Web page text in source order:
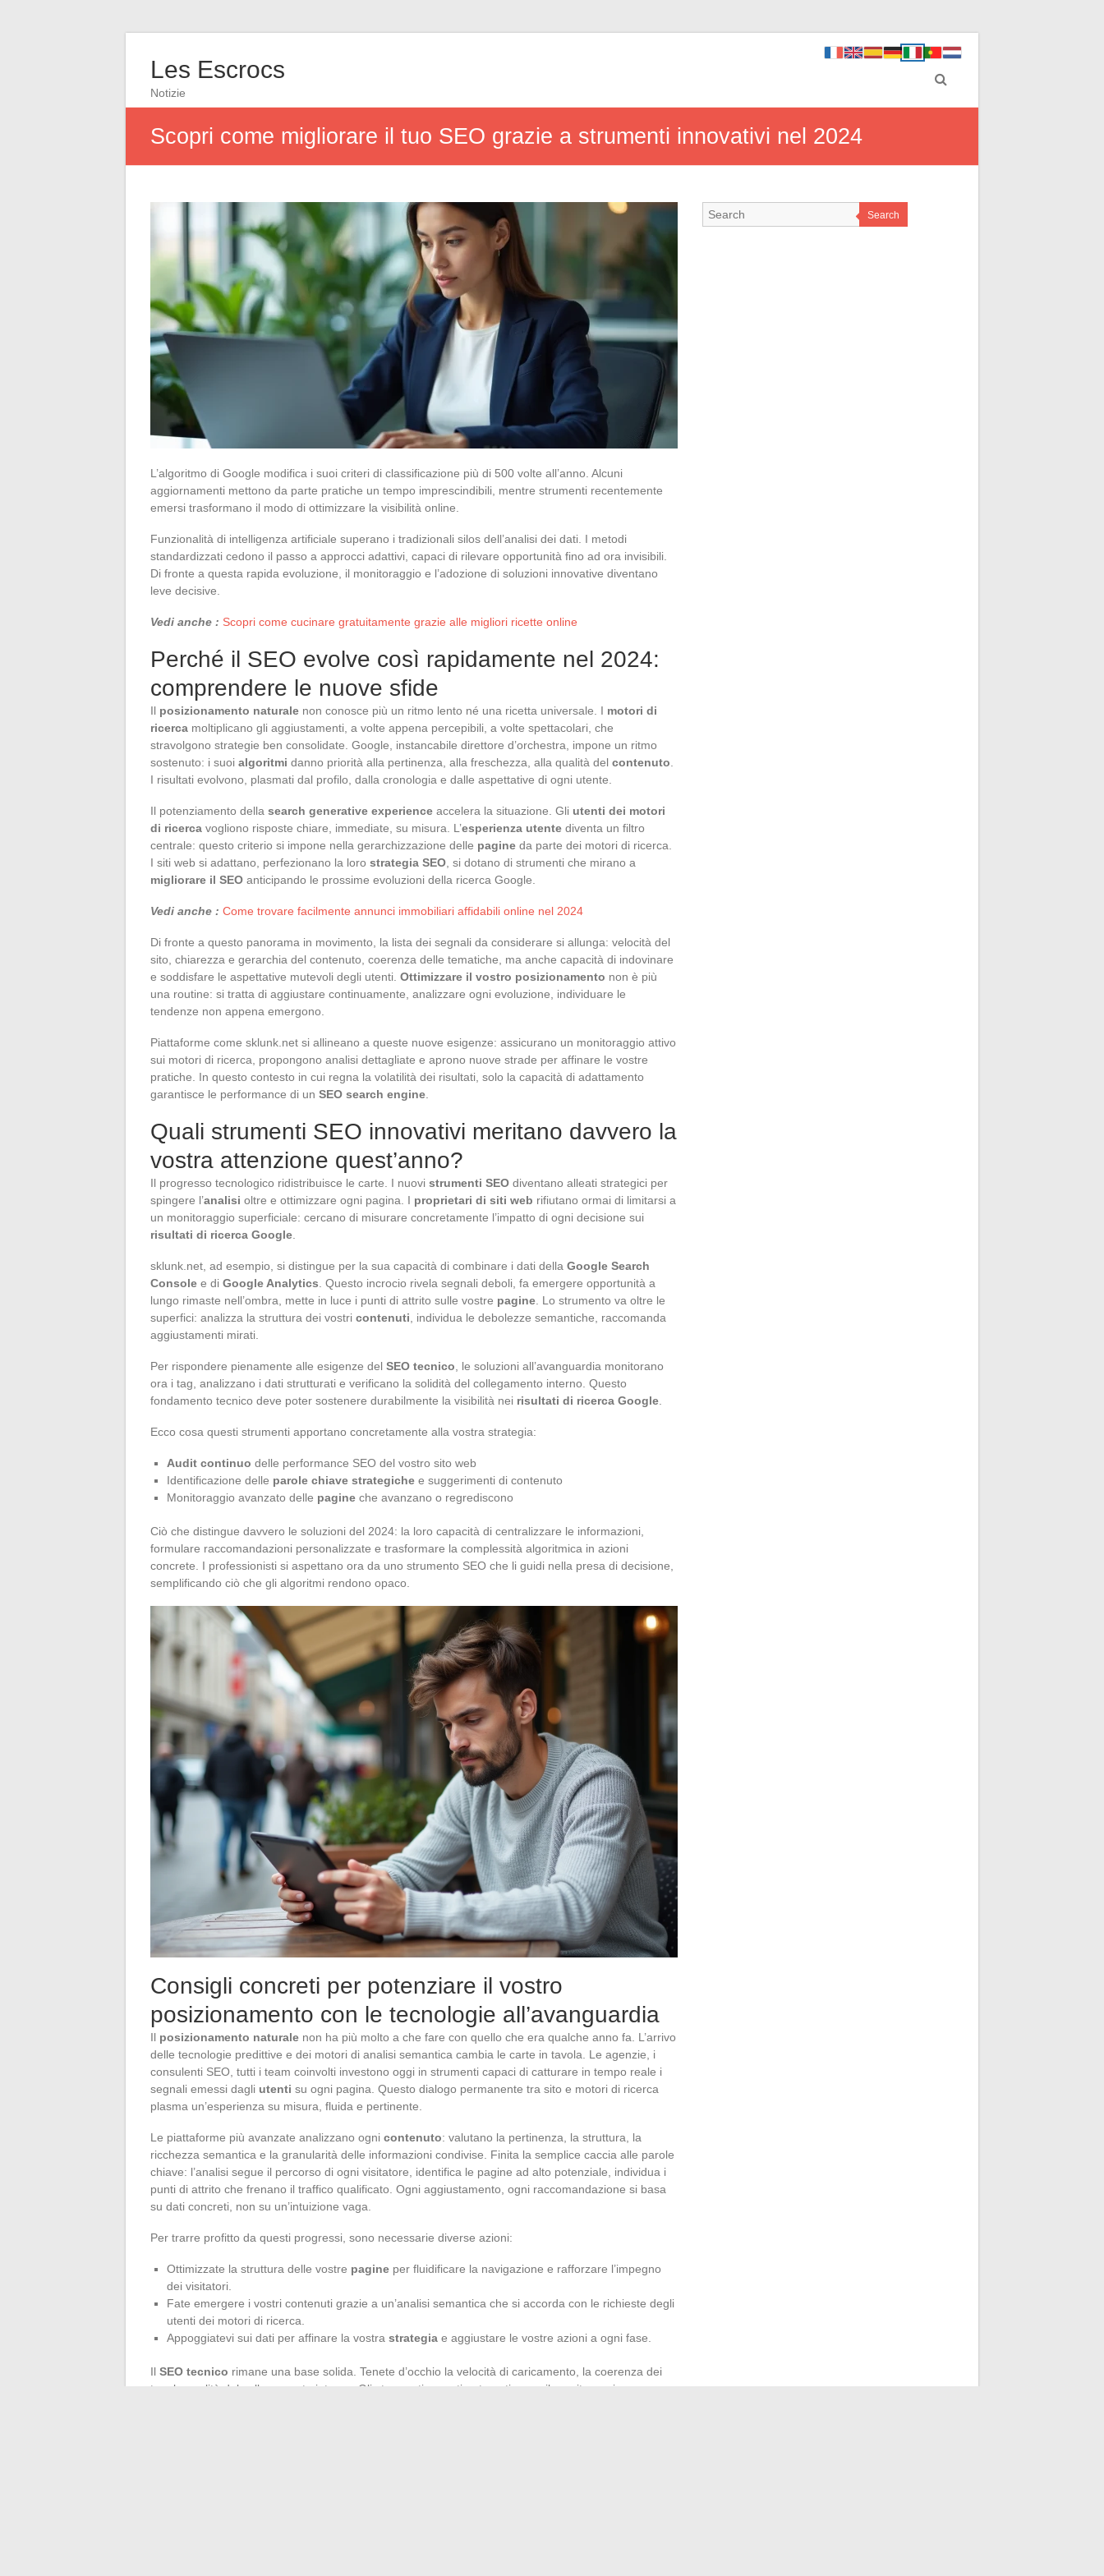
Les Escrocs
Notizie
Scopri come migliorare il tuo SEO grazie a strumenti innovativi nel 2024
L’algoritmo di Google modifica i suoi criteri di classificazione più di 500 volte all’anno. Alcuni
aggiornamenti mettono da parte pratiche un tempo imprescindibili, mentre strumenti recentemente
emersi trasformano il modo di ottimizzare la visibilità online.
Funzionalità di intelligenza artificiale superano i tradizionali silos dell’analisi dei dati. I metodi
standardizzati cedono il passo a approcci adattivi, capaci di rilevare opportunità fino ad ora invisibili.
Di fronte a questa rapida evoluzione, il monitoraggio e l’adozione di soluzioni innovative diventano
leve decisive.
Vedi anche : Scopri come cucinare gratuitamente grazie alle migliori ricette online
Perché il SEO evolve così rapidamente nel 2024:
comprendere le nuove sfide
Il posizionamento naturale non conosce più un ritmo lento né una ricetta universale. I motori di
ricerca moltiplicano gli aggiustamenti, a volte appena percepibili, a volte spettacolari, che
stravolgono strategie ben consolidate. Google, instancabile direttore d’orchestra, impone un ritmo
sostenuto: i suoi algoritmi danno priorità alla pertinenza, alla freschezza, alla qualità del contenuto
I risultati evolvono, plasmati dal profilo, dalla cronologia e dalle aspettative di ogni utente.
Il potenziamento della search generative experience accelera la situazione. Gli utenti dei motori
di ricerca vogliono risposte chiare, immediate, su misura. L’esperienza utente diventa un filtro
centrale: questo criterio si impone nella gerarchizzazione delle pagine da parte dei motori di ricerca.
I siti web si adattano, perfezionano la loro strategia SEO , si dotano di strumenti che mirano a
migliorare il SEO anticipando le prossime evoluzioni della ricerca Google.
Vedi anche : Come trovare facilmente annunci immobiliari affidabili online nel 2024
Di fronte a questo panorama in movimento, la lista dei segnali da considerare si allunga: velocità del
sito, chiarezza e gerarchia del contenuto, coerenza delle tematiche, ma anche capacità di indovinare
e soddisfare le aspettative mutevoli degli utenti. Ottimizzare il vostro posizionamento non è più
una routine: si tratta di aggiustare continuamente, analizzare ogni evoluzione, individuare le
tendenze non appena emergono.
Piattaforme come sklunk.net si allineano a queste nuove esigenze: assicurano un monitoraggio attivo
sui motori di ricerca, propongono analisi dettagliate e aprono nuove strade per affinare le vostre
pratiche. In questo contesto in cui regna la volatilità dei risultati, solo la capacità di adattamento
garantisce le performance di un SEO search engine
Quali strumenti SEO innovativi meritano davvero la
vostra attenzione quest’anno?
Il progresso tecnologico ridistribuisce le carte. I nuovi strumenti SEO diventano alleati strategici per
spingere l’analisi oltre e ottimizzare ogni pagina. I proprietari di siti web rifiutano ormai di limitarsi a
un monitoraggio superficiale: cercano di misurare concretamente l’impatto di ogni decisione sui
risultati di ricerca Google
sklunk.net, ad esempio, si distingue per la sua capacità di combinare i dati della Google Search
Console e di Google Analytics . Questo incrocio rivela segnali deboli, fa emergere opportunità a
lungo rimaste nell’ombra, mette in luce i punti di attrito sulle vostre pagine . Lo strumento va oltre le
superfici: analizza la struttura dei vostri contenuti , individua le debolezze semantiche, raccomanda
aggiustamenti mirati.
Per rispondere pienamente alle esigenze del SEO tecnico , le soluzioni all’avanguardia monitorano
ora i tag, analizzano i dati strutturati e verificano la solidità del collegamento interno. Questo
fondamento tecnico deve poter sostenere durabilmente la visibilità nei risultati di ricerca Google
Ecco cosa questi strumenti apportano concretamente alla vostra strategia:
Audit continuo delle performance SEO del vostro sito web
Identificazione delle parole chiave strategiche e suggerimenti di contenuto
Monitoraggio avanzato delle pagine che avanzano o regrediscono
Ciò che distingue davvero le soluzioni del 2024: la loro capacità di centralizzare le informazioni,
formulare raccomandazioni personalizzate e trasformare la complessità algoritmica in azioni
concrete. I professionisti si aspettano ora da uno strumento SEO che li guidi nella presa di decisione,
semplificando ciò che gli algoritmi rendono opaco.
Consigli concreti per potenziare il vostro
posizionamento con le tecnologie all’avanguardia
Il posizionamento naturale non ha più molto a che fare con quello che era qualche anno fa. L’arrivo
delle tecnologie predittive e dei motori di analisi semantica cambia le carte in tavola. Le agenzie, i
consulenti SEO, tutti i team coinvolti investono oggi in strumenti capaci di catturare in tempo reale i
segnali emessi dagli utenti su ogni pagina. Questo dialogo permanente tra sito e motori di ricerca
plasma un’esperienza su misura, fluida e pertinente.
Le piattaforme più avanzate analizzano ogni contenuto: valutano la pertinenza, la struttura, la
ricchezza semantica e la granularità delle informazioni condivise. Finita la semplice caccia alle parole
chiave: l’analisi segue il percorso di ogni visitatore, identifica le pagine ad alto potenziale, individua i
punti di attrito che frenano il traffico qualificato. Ogni aggiustamento, ogni raccomandazione si basa
su dati concreti, non su un’intuizione vaga.
Per trarre profitto da questi progressi, sono necessarie diverse azioni:
Ottimizzate la struttura delle vostre pagine per fluidificare la navigazione e rafforzare l’impegno
dei visitatori.
Fate emergere i vostri contenuti grazie a un’analisi semantica che si accorda con le richieste degli
utenti dei motori di ricerca.
Appoggiatevi sui dati per affinare la vostra strategia e aggiustare le vostre azioni a ogni fase.
Il SEO tecnico rimane una base solida. Tenete d’occhio la velocità di caricamento, la coerenza dei
tag, la qualità del collegamento interno. Gli strumenti recenti automatizzano il monitoraggio:
Search